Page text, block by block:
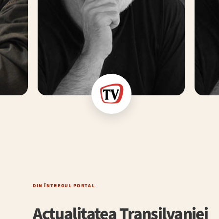
DIN ÎNTREGUL PORTAL
Actualitatea Transilvaniei